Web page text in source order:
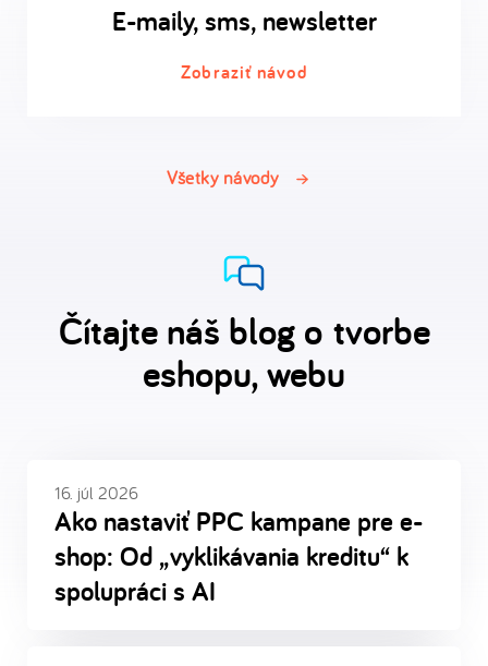
E-maily, sms, newsletter
Zobraziť návod
Všetky návody
Čítajte náš blog o tvorbe
eshopu, webu
Ako nastaviť PPC kampane pre e-
shop: Od „vyklikávania kreditu“ k
spolupráci s AI
16. júl 2026